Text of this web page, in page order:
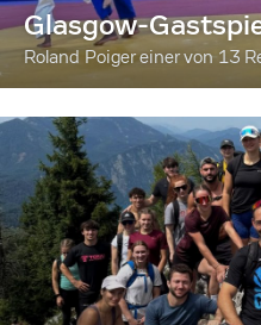
Glasgow-
Roland Poiger einer von 13